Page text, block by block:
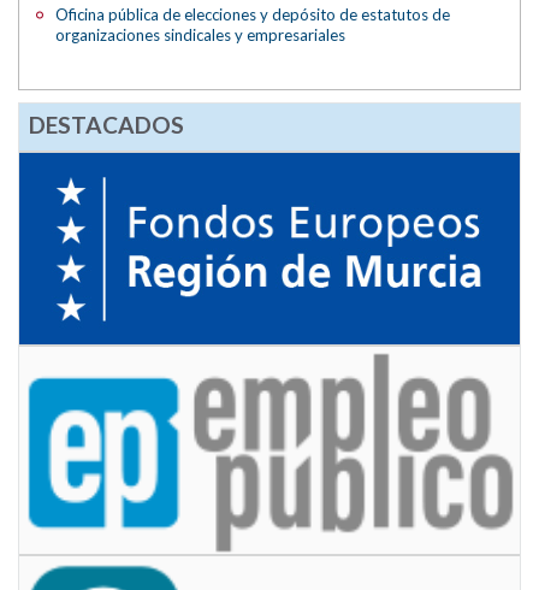
Oficina pública de elecciones y depósito de estatutos de
organizaciones sindicales y empresariales
DESTACADOS